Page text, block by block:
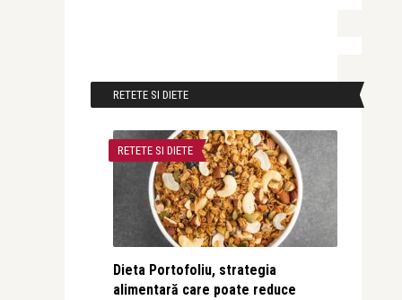
RETETE SI DIETE
RETETE SI DIETE
Dieta Portofoliu, strategia
alimentară care poate reduce